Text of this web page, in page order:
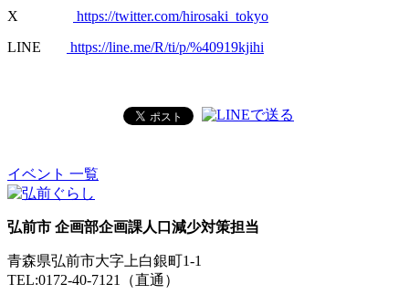
X
https://twitter.com/hirosaki_tokyo
LINE
https://line.me/R/ti/p/%40919kjihi
イベント 一覧
弘前市 企画部企画課人口減少対策担当
青森県弘前市大字上白銀町1-1
TEL:0172-40-7121（直通）